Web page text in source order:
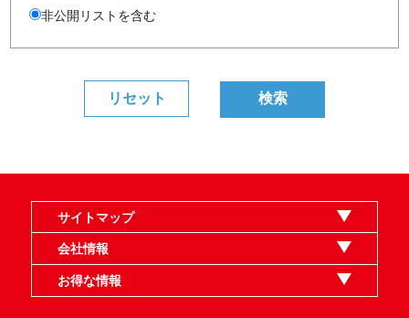
非公開リストを含む
サイトマップ
オンラインショップ
買取
記事
選手一覧
デッキ検索
デッキ構築
イベント・大会
店舗のご案内
お問い合わせ
ヘルプ
FAQ
会社情報
利用規約
スタッフ募集
特定商取引法表示
個人情報保護指針
企業情報
お得な情報